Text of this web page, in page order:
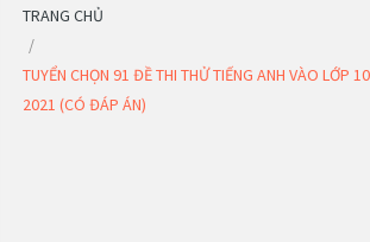
TRANG CHỦ
TUYỂN CHỌN 91 ĐỀ THI THỬ TIẾNG ANH VÀO LỚP
2021 (CÓ ĐÁP ÁN)